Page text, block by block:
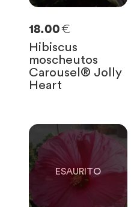
18.00€
Hibiscus
moscheutos
Carousel® Jolly
Heart
0
SOLO
RIMASTE